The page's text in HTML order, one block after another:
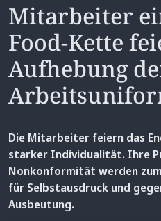
Mitarbeiter
Food-Kette
Aufhebung
Die Mitarbeiter feiern das
starker Individualität. Ihre
Nonkonformität werden
für Selbstausdruck und
Ausbeutung.